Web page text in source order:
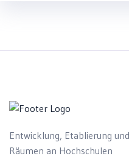
Entwicklung, Etablierung
Räumen an Hochschulen